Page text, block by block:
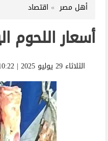
أهل مصر اقتصاد
أسعار اللحوم اليوم
الثلاثاء 29 يوليو 2025 | 10:22 صباحاً